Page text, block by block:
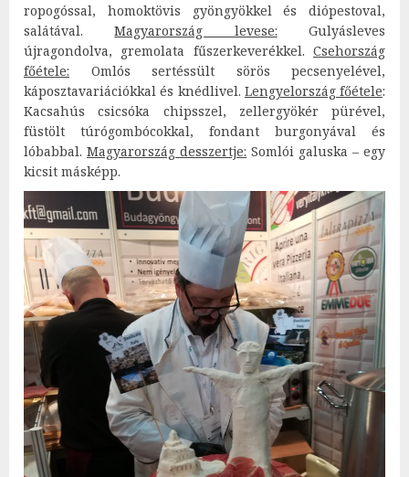
ropogóssal, homoktövis gyöngyökkel és diópestoval,
salátával.Magyarország levese:
Gulyásleves
újragondolva, gremolata fűszerkeverékkel. Csehország
főétele:
Omlós sertéssült sörös pecsenyelével,
káposztavariációkkal és knédlivel. Lengyelország főétele:
Kacsahús csicsóka chipsszel, zellergyökér pürével,
füstölt túrógombócokkal, fondant burgonyával és
lóbabbal. Magyarország desszertje: Somlói galuska – egy
kicsit másképp.